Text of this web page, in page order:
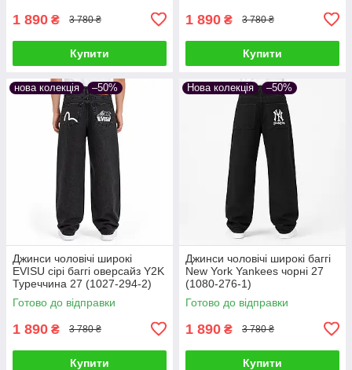
1 890 ₴ 3 780 ₴
Купити
1 890 ₴ 3 780 ₴
Купити
нова колекція –50%
Джинси чоловічі широкі
EVISU сірі баггі оверсайз Y2K
Туреччина 27 (1027-294-2)
Готово до відправки
1 890 ₴ 3 780 ₴
Купити
Нова колекція –50%
Джинси чоловічі широкі баггі
New York Yankees чорні 27
(1080-276-1)
Готово до відправки
1 890 ₴ 3 780 ₴
Купити